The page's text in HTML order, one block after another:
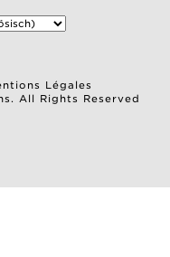
Légales
All Rights Reserved